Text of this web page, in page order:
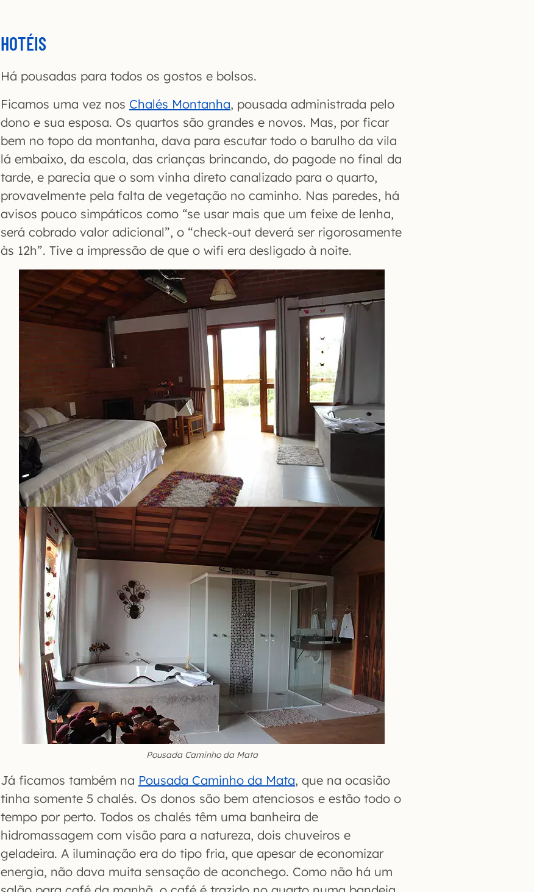
HOTÉIS
Há pousadas para todos os gostos e bolsos.
Ficamos uma vez nos Chalés Montanha, pousada administrada pelo
dono e sua esposa. Os quartos são grandes e novos. Mas, por ficar
bem no topo da montanha, dava para escutar todo o barulho da vila
lá embaixo, da escola, das crianças brincando, do pagode no final da
tarde, e parecia que o som vinha direto canalizado para o quarto,
provavelmente pela falta de vegetação no caminho. Nas paredes, há
avisos pouco simpáticos como “se usar mais que um feixe de lenha,
será cobrado valor adicional”, o “check-out deverá ser rigorosamente
às 12h”. Tive a impressão de que o wifi era desligado à noite.
Pousada Caminho da Mata
Já ficamos também na Pousada Caminho da Mata, que na ocasião
tinha somente 5 chalés. Os donos são bem atenciosos e estão todo o
tempo por perto. Todos os chalés têm uma banheira de
hidromassagem com visão para a natureza, dois chuveiros e
geladeira. A iluminação era do tipo fria, que apesar de economizar
energia, não dava muita sensação de aconchego. Como não há um